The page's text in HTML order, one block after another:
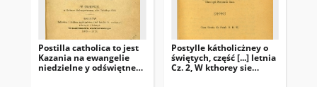
Postilla catholica to jest
Kazania na ewangelie
niedzielne y odświętne
Postylle kátholicżney o
świętych, część [...] letnia
Cz. 2, W kthorey sie